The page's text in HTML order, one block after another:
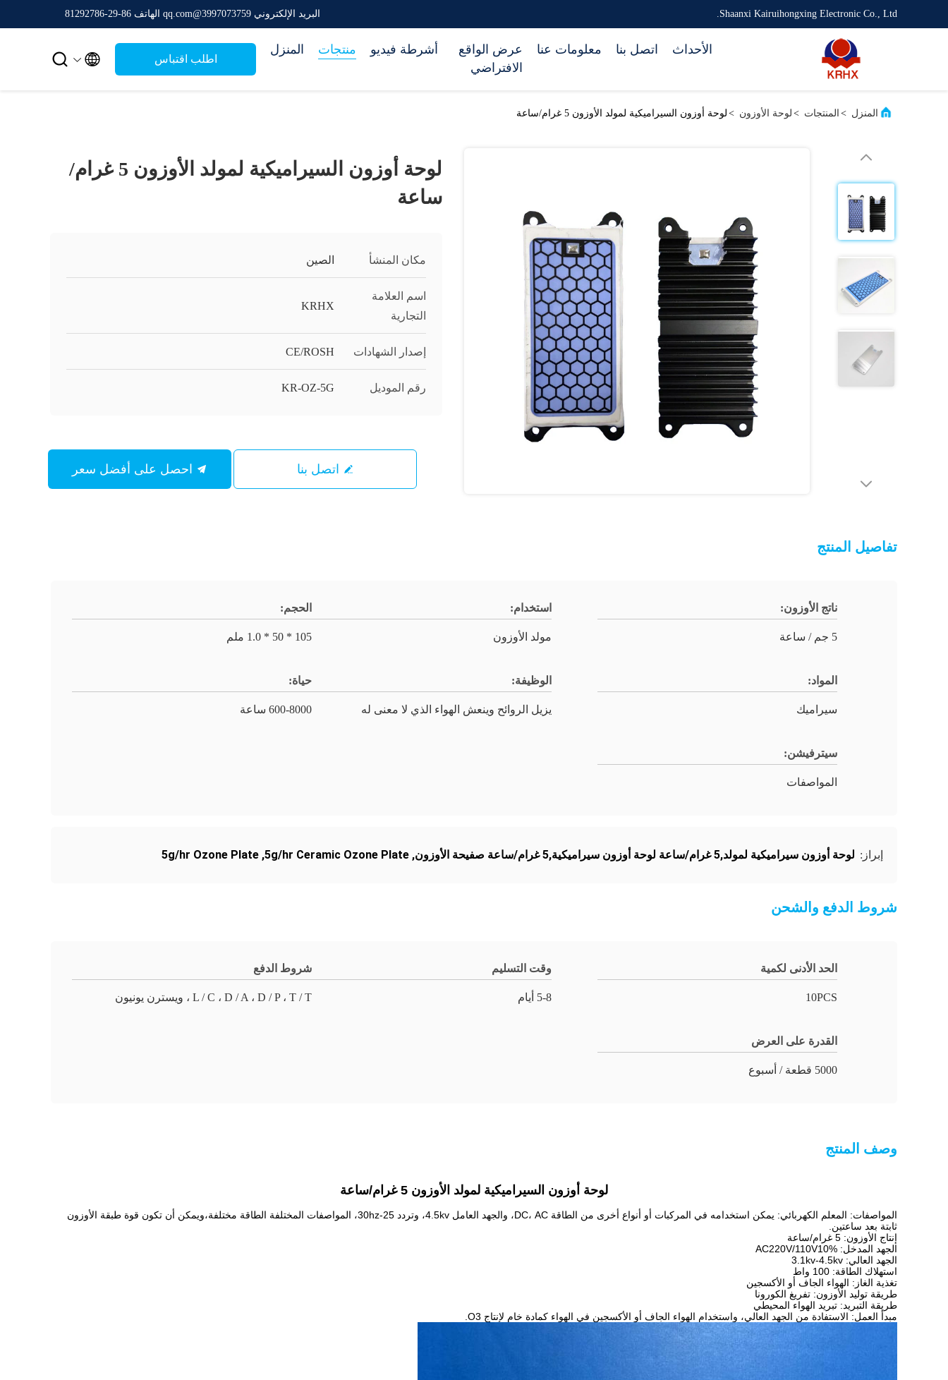
Shaanxi Kairuihongxing Electronic Co., Ltd. البريد الإلكتروني 3997073759@qq.com الهاتف 86-29-81292786
المنزل منتجات أشرطة فيديو
عرض الواقع
الافتراضي
معلومات عنا اتصل بنا الأحداث
اطلب اقتباس 

المنزل > المنتجات > لوحة الأوزون > لوحة أوزون السيراميكية لمولد الأوزون 5 غرام/ساعة
لوحة أوزون السيراميكية لمولد الأوزون 5 غرام/
ساعة
مكان المنشأ الصين
اسم العلامة
التجارية
KRHX
إصدار الشهادات CE/ROSH
رقم الموديل KR-OZ-5G
اتصل بنا
تفاصيل المنتج
ناتج الأوزون:
5 جم / ساعة
استخدام:
مولد الأوزون
الحجم:
105 * 50 * 1.0 ملم
المواد:
سيراميك
الوظيفة:
يزيل الروائح وينعش الهواء الذي لا معنى له
حياة:
600-8000 ساعة
سيترفيشن:
المواصفات
إبراز: لوحة أوزون سيراميكية لمولد,5 غرام/ساعة لوحة أوزون سيراميكية,5 غرام/ساعة صفيحة الأوزون ,
5g/hr Ceramic Ozone Plate
,
5g/hr Ozone Plate
شروط الدفع والشحن
الحد الأدنى لكمية
10PCS
وقت التسليم
5-8 أيام
شروط الدفع
L / C ، D / A ، D / P ، T / T ، ويسترن يونيون
القدرة على العرض
5000 قطعة / أسبوع
وصف المنتج
لوحة أوزون السيراميكية لمولد الأوزون 5 غرام/ساعة
المواصفات: المعلم الكهربائي: يمكن استخدامه في المركبات أو أنواع أخرى من الطاقة DC، AC، والجهد العامل 4.5kv، وتردد 25-30hz، المواصفات المختلفة الطاقة مختلفة،ويمكن أن تكون قوة طبقة الأوزون
ثابتة بعد ساعتين.
إنتاج الأوزون: 5 غرام/ساعة
الجهد المدخل: AC220V/110V10%
الجهد العالي: 3.1kv-4.5kv
استهلاك الطاقة: 100 واط
تغذية الغاز: الهواء الجاف أو الأكسجين
طريقة توليد الأوزون: تفريغ الكورونا
طريقة التبريد: تبريد الهواء المحيطي
مبدأ العمل: الاستفادة من الجهد العالي، واستخدام الهواء الجاف أو الأكسجين في الهواء كمادة خام لإنتاج O3.